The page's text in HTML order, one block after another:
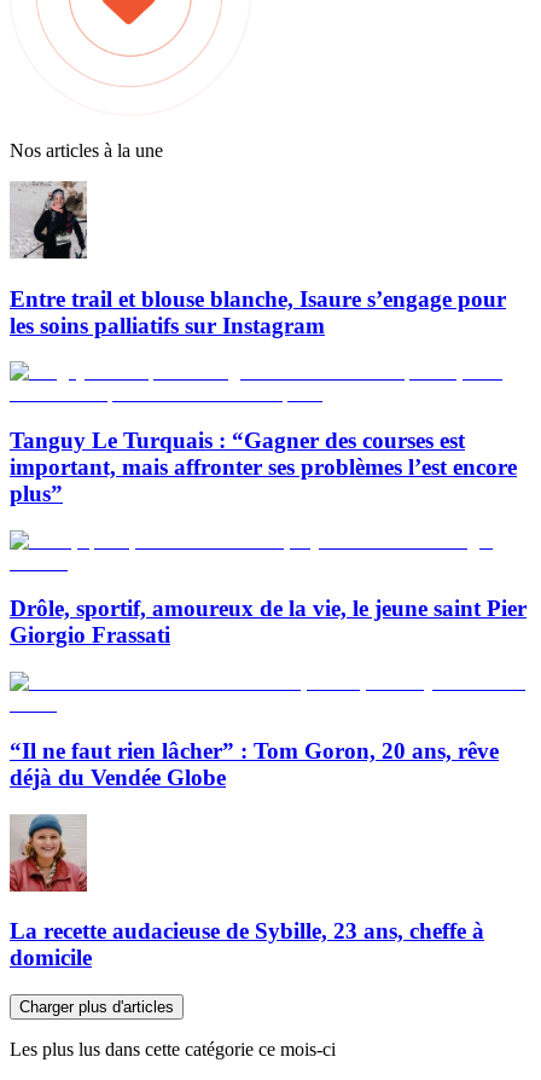
Nos articles à la une
Entre trail et blouse blanche, Isaure s’engage pour
les soins palliatifs sur Instagram
Tanguy Le Turquais : “Gagner des courses est
important, mais affronter ses problèmes l’est encore
plus”
Drôle, sportif, amoureux de la vie, le jeune saint Pier
Giorgio Frassati
“Il ne faut rien lâcher” : Tom Goron, 20 ans, rêve
déjà du Vendée Globe
La recette audacieuse de Sybille, 23 ans, cheffe à
domicile
Charger plus d'articles
Les plus lus dans cette catégorie ce mois-ci